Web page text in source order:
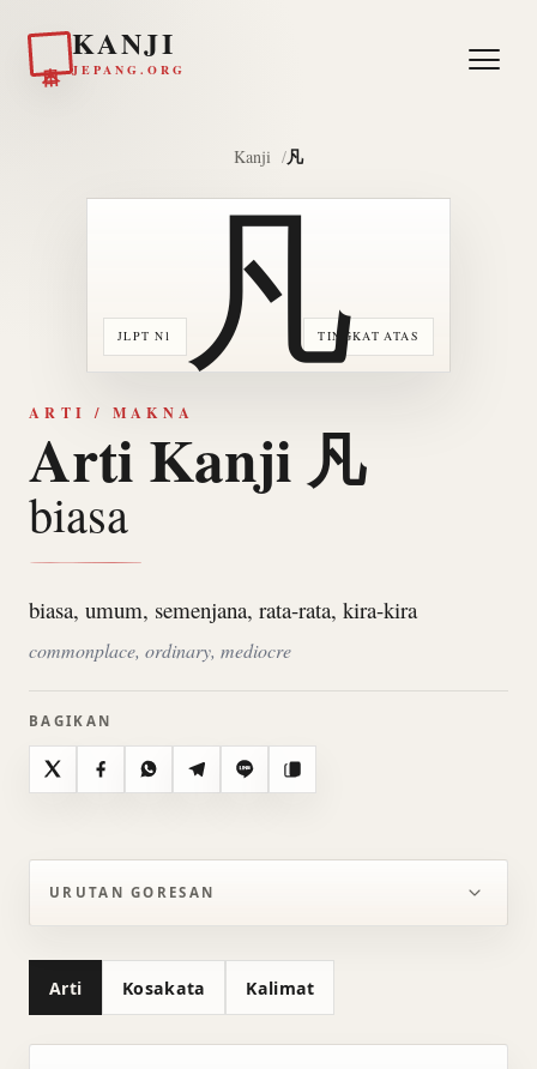
KANJI
JEPANG.ORG
Kanji 凡
JLPT N1 TINGKAT ATAS
凡
ARTI / MAKNA
Arti Kanji 凡
biasa
biasa, umum, semenjana, rata-rata, kira-kira
commonplace, ordinary, mediocre
BAGIKAN
X FacebookWhatsAppTelegramLine Salin
URUTAN GORESAN
Arti Kosakata Kalimat